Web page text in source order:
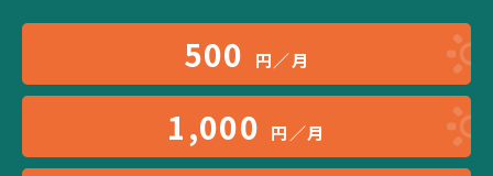
500 円／月
1,000 円／月